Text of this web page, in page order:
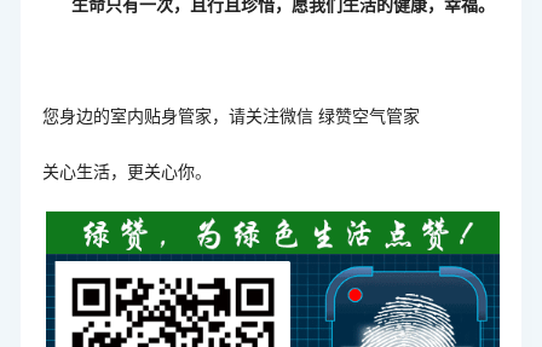
生命只有一次，且行且珍惜，愿我们生活的健康，幸福。
您身边的室内贴身管家，请关注微信 绿赞空气管家
关心生活，更关心你。